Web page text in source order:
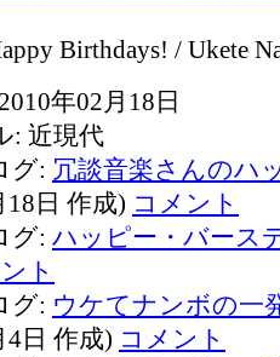
/ Ukete
年02月18日
近現代
グ: 冗談音楽さんのハ
18日 作成) コメント
グ: ハッピー・バース
ト
グ: ウケてナンボの一
4日 作成) コメント